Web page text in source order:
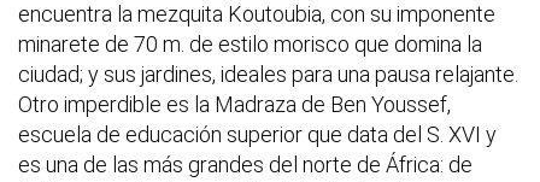
encuentra la mezquita Koutoubia, con su imponente
minarete de 70 m. de estilo morisco que domina la
ciudad; y sus jardines, ideales para una pausa relajante.
Otro imperdible es la Madraza de Ben Youssef,
escuela de educación superior que data del S. XVI y
es una de las más grandes del norte de África: de